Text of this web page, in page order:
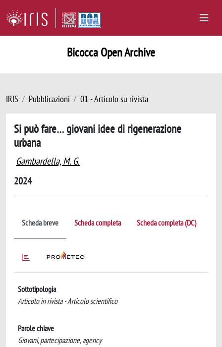
Bicocca Open Archive
IRIS Pubblicazioni 01 - Articolo su rivista
Si può fare… giovani idee di rigenerazione
urbana
Gambardella, M. G.
2024
Scheda breve Scheda completa Scheda completa (DC)
Sottotipologia
Articolo in rivista - Articolo scientifico
Parole chiave
Giovani, partecipazione, agency